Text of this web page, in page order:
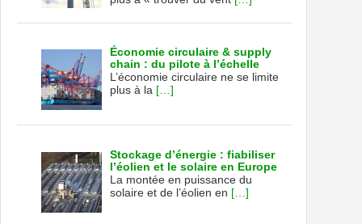
Économie circulaire & supply
chain : du pilote à l’échelle
L’économie circulaire ne se limite
plus à la […]
Stockage d’énergie : fiabiliser
l’éolien et le solaire en Europe
La montée en puissance du
solaire et de l’éolien en […]